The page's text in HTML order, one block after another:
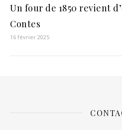
Un four de 1850 revient
Contes
16 février 2025